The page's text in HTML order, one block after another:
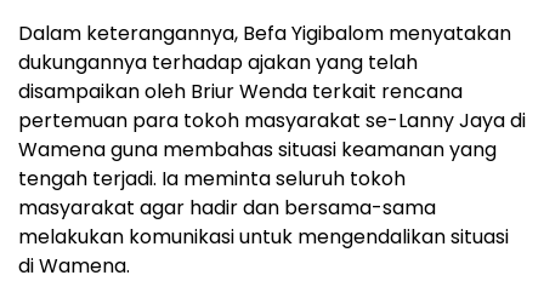
Dalam keterangannya, Befa Yigibalom menyatakan
dukungannya terhadap ajakan yang telah
disampaikan oleh Briur Wenda terkait rencana
pertemuan para tokoh masyarakat se-Lanny Jaya di
Wamena guna membahas situasi keamanan yang
tengah terjadi. Ia meminta seluruh tokoh
masyarakat agar hadir dan bersama-sama
melakukan komunikasi untuk mengendalikan situasi
di Wamena.